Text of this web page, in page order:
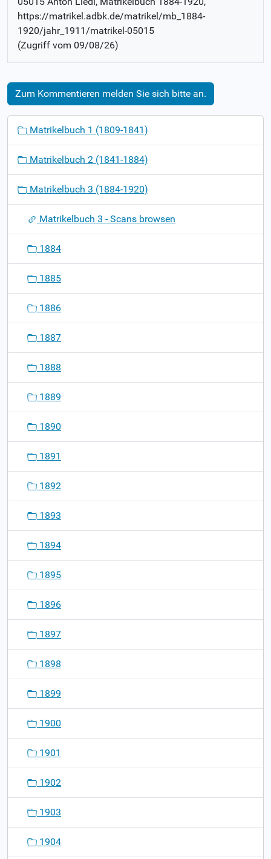
https://matrikel.adbk.de/matrikel/mb_1884-
1920/jahr_1911/matrikel-05015
(Zugriff vom 09/08/26)
Zum Kommentieren melden Sie sich bitte an.
o
Matrikelbuch 1 (1809-1841)
Matrikelbuch 2 (1841-1884)
Matrikelbuch 3 (1884-1920)
Matrikelbuch 3 - Scans browsen
1884
1885
1886
1887
1888
1889
1890
1891
1892
1893
1894
1895
1896
1897
1898
1899
1900
1901
1902
1903
1904